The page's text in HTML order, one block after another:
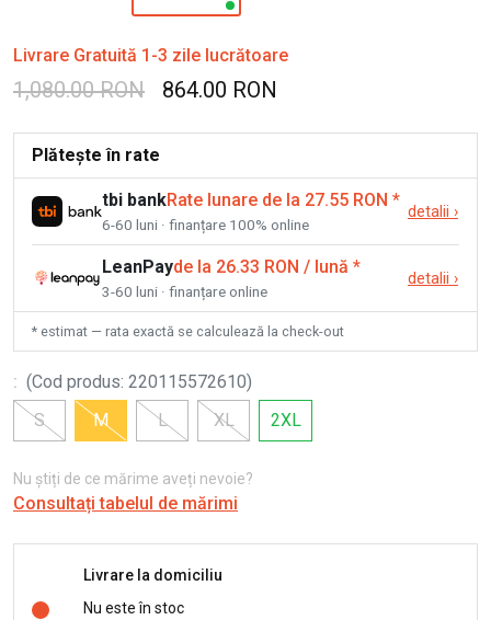
Livrare Gratuită 1-3 zile lucrătoare
1,080.00 RON 864.00 RON
Plătește în rate
tbi bankRate lunare de la 27.55 RON *
6-60 luni · finanțare 100% online
detalii ›
LeanPayde la 26.33 RON / lună *
3-60 luni · finanțare online
detalii ›
* estimat — rata exactă se calculează la check-out
: (Cod produs: 220115572610)
S
M L XL 2XL
Nu știți de ce mărime aveți nevoie?
Consultați tabelul de mărimi
Livrare la domiciliu
Nu este în stoc